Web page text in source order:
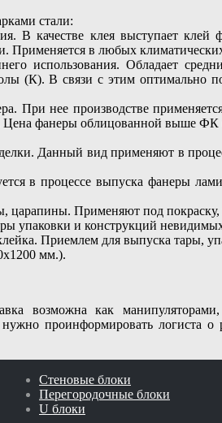
стали:
В качестве клея выступает
Применяется в любых
использования. Обладает
(К). В связи с этим оптимально
При нее производстве
Цена фанеры облицованной выше
Данный вид применяют в
в процессе выпуска фанеры
Применяют под покраску,
упаковки и конструкций
Приемлем для выпуска тары,
мм.).
возможна как
проинформировать логиста о
Стеновые блоки
Перегородочные блоки
U блоки